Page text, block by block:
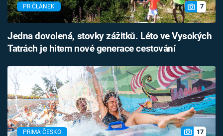
PR ČLÁNEK 7
Jedna dovolená, stovky zážitků. Léto ve Vysokých
Tatrách je hitem nové generace cestování
PRIMA ČESKO 17